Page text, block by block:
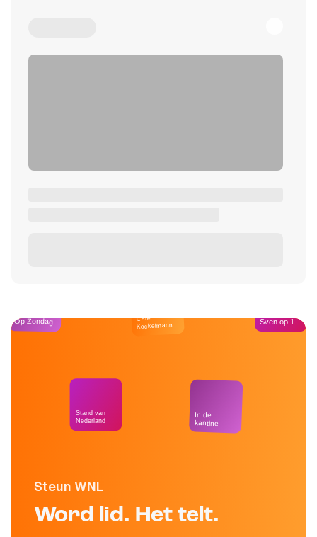
Steun WNL
Word lid. Het telt.
Op Zondag
Stand van
Nederland
Café
Kockelmann
In de
kantine
Sven op 1